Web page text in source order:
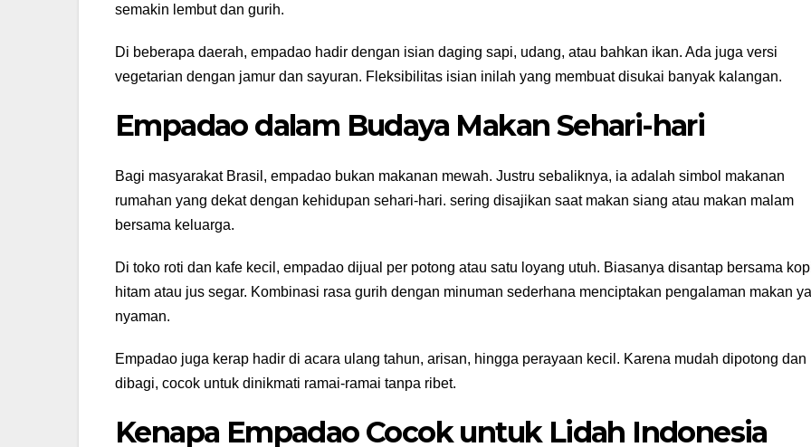
semakin lembut dan gurih.
Di beberapa daerah, empadao hadir dengan isian daging sapi, udang, atau bahkan ikan. Ada juga versi
vegetarian dengan jamur dan sayuran. Fleksibilitas isian inilah yang membuat disukai banyak kalangan.
Empadao dalam Budaya Makan Sehari-hari
Bagi masyarakat Brasil, empadao bukan makanan mewah. Justru sebaliknya, ia adalah simbol makanan
rumahan yang dekat dengan kehidupan sehari-hari. sering disajikan saat makan siang atau makan malam
bersama keluarga.
Di toko roti dan kafe kecil, empadao dijual per potong atau satu loyang utuh. Biasanya disantap bersama
hitam atau jus segar. Kombinasi rasa gurih dengan minuman sederhana menciptakan pengalaman makan
nyaman.
Empadao juga kerap hadir di acara ulang tahun, arisan, hingga perayaan kecil. Karena mudah dipotong dan
dibagi, cocok untuk dinikmati ramai-ramai tanpa ribet.
Kenapa Empadao Cocok untuk Lidah Indonesia